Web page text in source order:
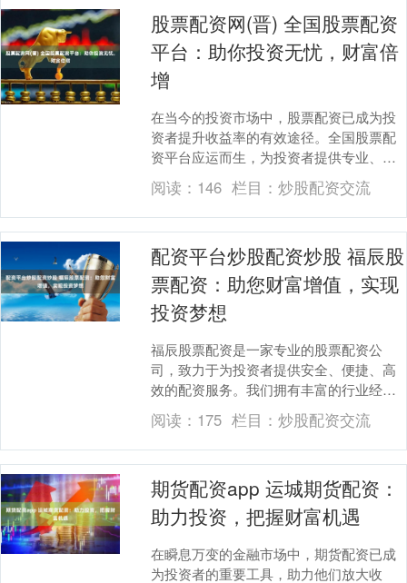
股票配资网(晋) 全国股票配资
平台：助你投资无忧，财富倍
增
在当今的投资市场中，股票配资已成为投
资者提升收益率的有效途径。全国股票配
资平台应运而生，为投资者提供专业、便
捷的配资服务，助力其投资无忧股票配资
网(晋)，财富倍....
阅读： 146 栏目： 炒股配资交流
配资平台炒股配资炒股 福辰股
票配资：助您财富增值，实现
投资梦想
福辰股票配资是一家专业的股票配资公
司，致力于为投资者提供安全、便捷、高
效的配资服务。我们拥有丰富的行业经验
和专业的团队，为您的投资保驾护航。 *
**监管合规：....
阅读： 175 栏目： 炒股配资交流
期货配资app 运城期货配资：
助力投资，把握财富机遇
在瞬息万变的金融市场中，期货配资已成
为投资者的重要工具，助力他们放大收